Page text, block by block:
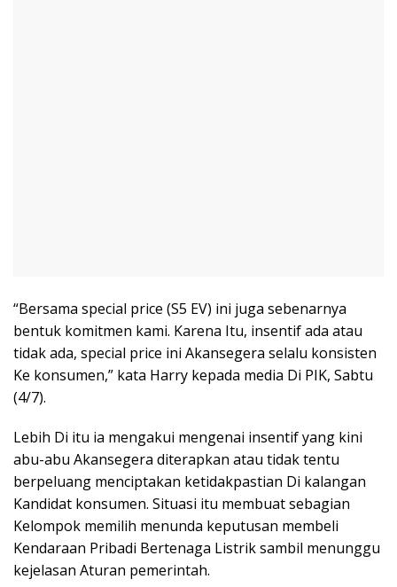
“Bersama special price (S5 EV) ini juga sebenarnya
bentuk komitmen kami. Karena Itu, insentif ada atau
tidak ada, special price ini Akansegera selalu konsisten
Ke konsumen,” kata Harry kepada media Di PIK, Sabtu
(4/7).
Lebih Di itu ia mengakui mengenai insentif yang kini
abu-abu Akansegera diterapkan atau tidak tentu
berpeluang menciptakan ketidakpastian Di kalangan
Kandidat konsumen. Situasi itu membuat sebagian
Kelompok memilih menunda keputusan membeli
Kendaraan Pribadi Bertenaga Listrik sambil menunggu
kejelasan Aturan pemerintah.